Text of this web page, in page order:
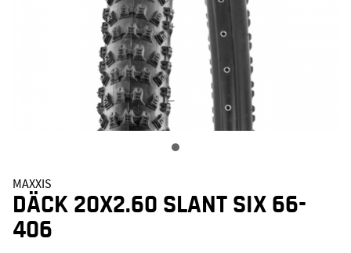
MAXXIS
DÄCK 20X2.60 SLANT SIX 66-
406